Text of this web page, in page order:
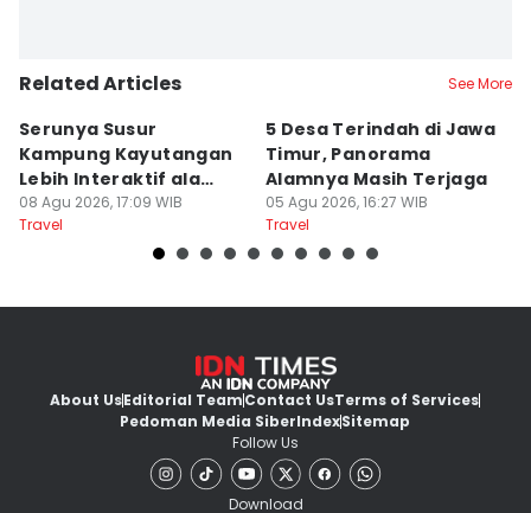
Related Articles See More
Serunya Susur
Kampung Kayutangan
Lebih Interaktif ala
Kelana Race
08 Agu 2026, 17:09 WIB
Travel
5 Desa Terindah di Jawa
Timur, Panorama
Alamnya Masih Terjaga
05 Agu 2026, 16:27 WIB
Travel
About UsEditorial TeamContact UsTerms of Services
Pedoman Media SiberIndexSitemap
Follow Us
Download